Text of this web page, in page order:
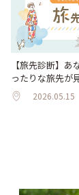
【旅先診断】あ
ったりな旅先が
2026.05.15